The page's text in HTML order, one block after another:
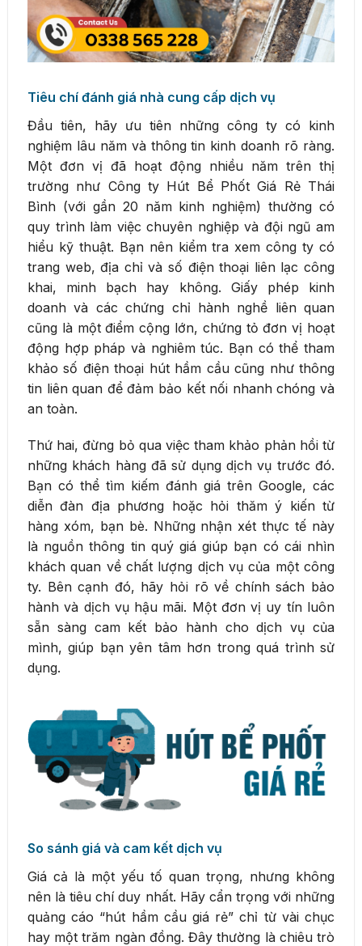
Tiêu chí đánh giá nhà cung cấp dịch vụ
Đầu tiên, hãy ưu tiên những công ty có kinh
nghiệm lâu năm và thông tin kinh doanh rõ ràng.
Một đơn vị đã hoạt động nhiều năm trên thị
trường như Công ty Hút Bể Phốt Giá Rẻ Thái
Bình (với gần 20 năm kinh nghiệm) thường có
quy trình làm việc chuyên nghiệp và đội ngũ am
hiểu kỹ thuật. Bạn nên kiểm tra xem công ty có
trang web, địa chỉ và số điện thoại liên lạc công
khai, minh bạch hay không. Giấy phép kinh
doanh và các chứng chỉ hành nghề liên quan
cũng là một điểm cộng lớn, chứng tỏ đơn vị hoạt
động hợp pháp và nghiêm túc. Bạn có thể tham
khảo số điện thoại hút hầm cầu cũng như thông
tin liên quan để đảm bảo kết nối nhanh chóng và
an toàn.
Thứ hai, đừng bỏ qua việc tham khảo phản hồi từ
những khách hàng đã sử dụng dịch vụ trước đó.
Bạn có thể tìm kiếm đánh giá trên Google, các
diễn đàn địa phương hoặc hỏi thăm ý kiến từ
hàng xóm, bạn bè. Những nhận xét thực tế này
là nguồn thông tin quý giá giúp bạn có cái nhìn
khách quan về chất lượng dịch vụ của một công
ty. Bên cạnh đó, hãy hỏi rõ về chính sách bảo
hành và dịch vụ hậu mãi. Một đơn vị uy tín luôn
sẵn sàng cam kết bảo hành cho dịch vụ của
mình, giúp bạn yên tâm hơn trong quá trình sử
dụng.
So sánh giá và cam kết dịch vụ
Giá cả là một yếu tố quan trọng, nhưng không
nên là tiêu chí duy nhất. Hãy cẩn trọng với những
quảng cáo “hút hầm cầu giá rẻ” chỉ từ vài chục
hay một trăm ngàn đồng. Đây thường là chiêu trò